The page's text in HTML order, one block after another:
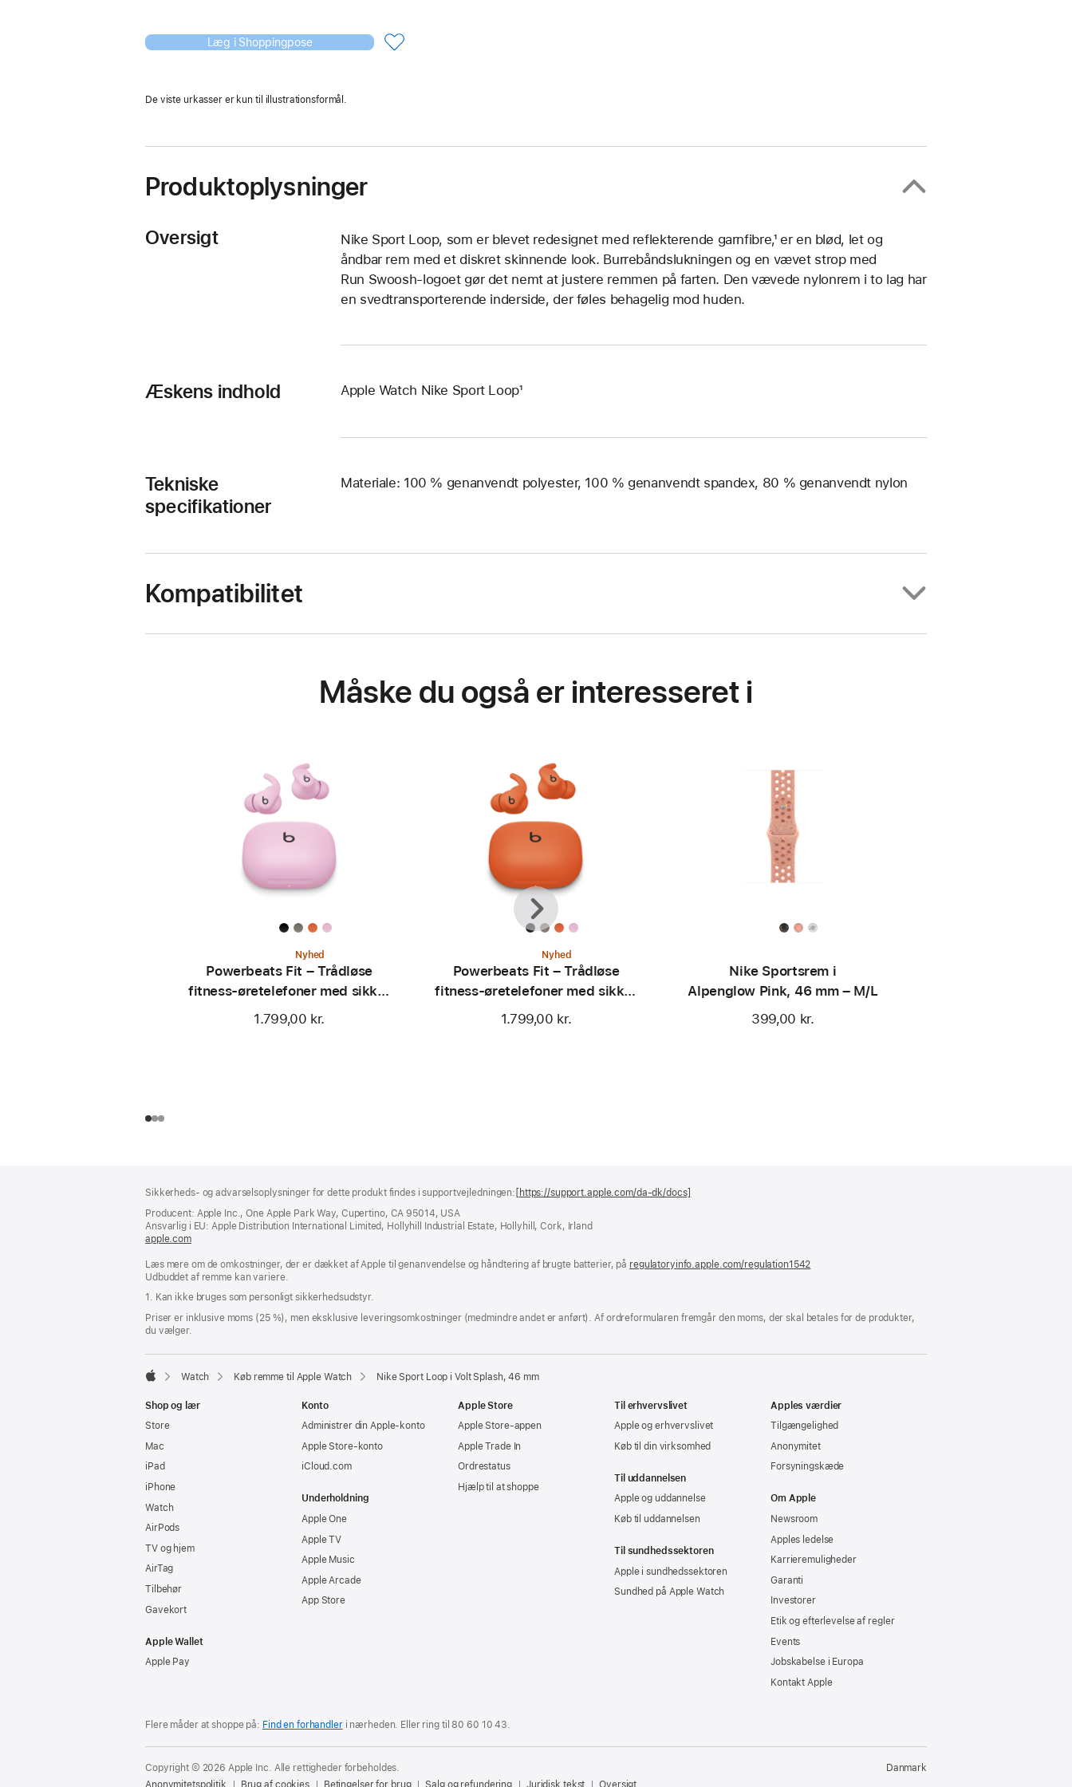
Læg i Shoppingpose
De viste urkasser er kun til illustrationsformål.
Produktoplysninger
Oversigt
Nike Sport Loop, som er blevet redesignet med reflekterende garnfibre,¹ er en blød, let og
åndbar rem med et diskret skinnende look. Burrebåndslukningen og en vævet strop med
Run Swoosh-logoet gør det nemt at justere remmen på farten. Den vævede nylonrem i to lag har
en svedtransporterende inderside, der føles behagelig mod huden.
Æskens indhold Apple Watch Nike Sport Loop¹
Tekniske
specifikationer
Materiale: 100 % genanvendt polyester, 100 % genanvendt spandex, 80 % genanvendt nylon
Kompatibilitet
Måske du også er interesseret i
Nyhed
Powerbeats Fit – Trådløse
fitness-øretelefoner med sikker
pasform – Powerfuld pink
1.799,00 kr.
Nyhed
Powerbeats Fit – Trådløse
fitness-øretelefoner med sikker
pasform – Opkvikkende orange
1.799,00 kr.
Nike Sportsrem i
Alpenglow Pink, 46 mm – M/L
399,00 kr.
Forrige
Næste
Sikkerheds- og advarselsoplysninger for dette produkt findes i supportvejledningen: [https://support.apple.com/da-dk/docs]
Producent: Apple Inc., One Apple Park Way, Cupertino, CA 95014, USA
Ansvarlig i EU: Apple Distribution International Limited, Hollyhill Industrial Estate, Hollyhill, Cork, Irland
apple.com(åbner
et
nyt
vindue)
Læs mere om de omkostninger, der er dækket af Apple til genanvendelse og håndtering af brugte batterier, på regulatoryinfo.apple.com/regulation1542
vindue)
Udbuddet af remme kan variere.
1. Kan ikke bruges som personligt sikkerhedsudstyr.
Priser er inklusive moms (25 %), men eksklusive leveringsomkostninger (medmindre andet er anført). Af ordreformularen fremgår den moms, der skal betales for de produkter,
du vælger.
Watch Køb remme til Apple Watch Nike Sport Loop i Volt Splash, 46 mm
Shop og lær
Store
Mac
iPad
iPhone
Watch
AirPods
TV og hjem
AirTag
Tilbehør
Gavekort
Apple Wallet
Apple Pay
Konto
Administrer din Apple-konto
Apple Store-konto
iCloud.com
Underholdning
Apple One
Apple TV
Apple Music
Apple Arcade
App Store
Apple Store
Apple Store-appen
Apple Trade In
Ordrestatus
Hjælp til at shoppe
Til erhvervslivet
Apple og erhvervslivet
Køb til din virksomhed
Til uddannelsen
Apple og uddannelse
Køb til uddannelsen
Til sundhedssektoren
Apple i sundhedssektoren
Sundhed på Apple Watch
Apples værdier
Tilgængelighed
Anonymitet
Forsyningskæde
Om Apple
Newsroom
Apples ledelse
Karrieremuligheder
Garanti
Investorer
Etik og efterlevelse af regler
Events
Jobskabelse i Europa
Kontakt Apple
Flere måder at shoppe på: Find en forhandleri nærheden. Eller ring til80 60 10 43
Copyright © 2026 Apple Inc. Alle rettigheder forbeholdes.
Anonymitetspolitik
Brug af cookies Betingelser for brug Salg og refundering Juridisk tekst Oversigt
Danmark